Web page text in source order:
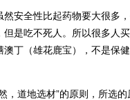
安全性比起药物要大很多
是吃不死人。所以很多人
丁（雄花鹿宝），不是保
，道地选材”的原则，所选